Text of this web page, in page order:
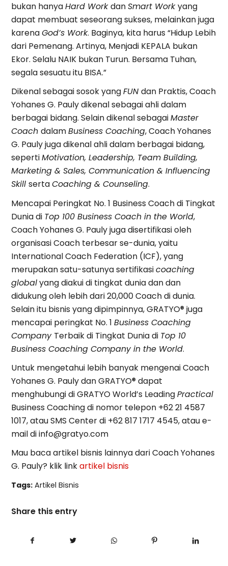
bukan hanyaHard WorkdanSmart Workyang
dapat membuat seseorang sukses, melainkan juga
karenaGod’s Work. Baginya, kita harus “Hidup Lebih
dari Pemenang. Artinya, Menjadi KEPALA bukan
Ekor. Selalu NAIK bukan Turun. Bersama Tuhan,
segala sesuatu itu BISA.”
Dikenal sebagai sosok yangFUNdan Praktis, Coach
Yohanes G. Pauly dikenal sebagai ahli dalam
berbagai bidang. Selain dikenal sebagaiMaster
CoachdalamBusiness Coaching, Coach Yohanes
G. Pauly juga dikenal ahli dalam berbagai bidang,
sepertiMotivation, Leadership, Team Building,
Marketing & Sales, Communication & Influencing
SkillsertaCoaching & Counseling.
Mencapai Peringkat No. 1 Business Coach di Tingkat
Dunia di Top 100 Business Coach in the World,
Coach Yohanes G. Pauly juga disertifikasi oleh
organisasi Coach terbesar se-dunia, yaitu
International Coach Federation (ICF), yang
merupakan satu-satunya sertifikasicoaching
globalyang diakui di tingkat dunia dan dan
didukung oleh lebih dari 20,000 Coach di dunia.
Selain itu bisnis yang dipimpinnya, GRATYO® juga
mencapai peringkat No. 1Business Coaching
Company Terbaik di Tingkat Dunia di Top 10
Business Coaching Company in the World.
Untuk mengetahui lebih banyak mengenai Coach
Yohanes G. Pauly dan GRATYO® dapat
menghubungi di GRATYO World’s LeadingPractical
Business Coaching di nomor telepon +62 21 4587
1017, atau SMS Center di +62 817 1717 4545, atau e-
mail diinfo@gratyo.com
Mau baca artikel bisnis lainnya dari Coach Yohanes
G. Pauly? klik linkartikel bisnis
Tags: Artikel Bisnis
Share this entry